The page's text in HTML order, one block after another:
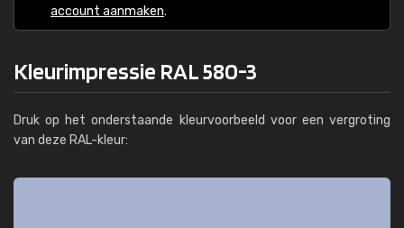
account aanmaken.
Kleurimpressie RAL 580-3
Druk op het onderstaande kleurvoorbeeld voor een vergroting
van deze RAL-kleur: